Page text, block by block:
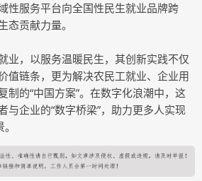
性服务平台向全国性民生就业品牌跨
态贡献力量。
业，以服务温暖民生，其创新实践不仅
值链条，更为解决农民工就业、企业用
制的“中国方案”。在数字化浪潮中，这
与企业的“数字桥梁”，助力更多人实现